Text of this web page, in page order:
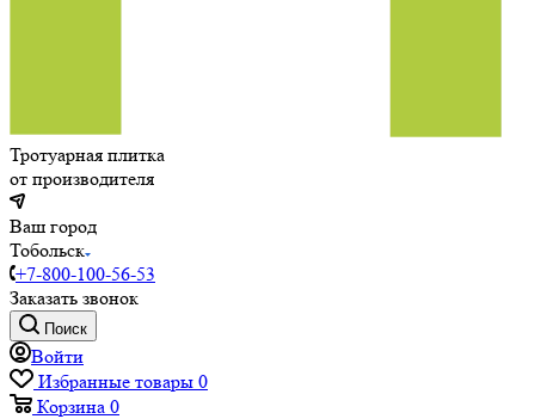
Тротуарная плитка
от производителя
Ваш город
Тобольск
+7-800-100-56-53
Заказать звонок
Поиск
Войти
Избранные товары 0
Корзина 0